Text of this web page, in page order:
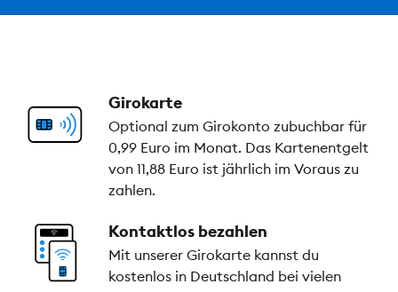
Girokarte
Optional zum Girokonto zubuchbar für
0,99 Euro im Monat. Das Kartenentgelt
von 11,88 Euro ist jährlich im Voraus zu
zahlen.
Kontaktlos bezahlen
Mit unserer Girokarte kannst du
kostenlos in Deutschland bei vielen